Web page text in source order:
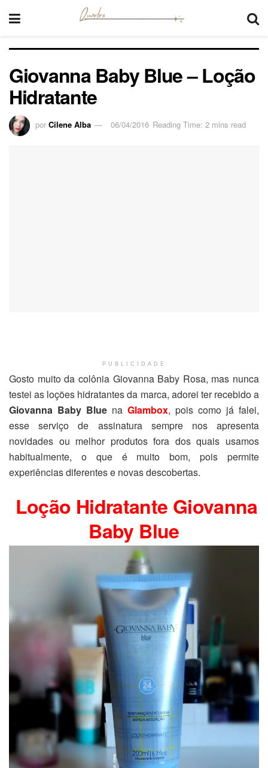
Giovanna Baby Blue – Loção
Hidratante
por Cilene Alba 06/04/2016 Reading Time: 2 mins read
PUBLICIDADE
Gosto muito da colônia Giovanna Baby Rosa, mas nunca
testei as loções hidratantes da marca, adorei ter recebido a
Giovanna Baby Blue na Glambox, pois como já falei,
esse serviço de assinatura sempre nos apresenta
novidades ou melhor produtos fora dos quais usamos
habitualmente, o que é muito bom, pois permite
experiências diferentes e novas descobertas.
Loção Hidratante Giovanna
Baby Blue